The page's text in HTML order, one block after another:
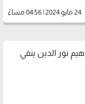
24 مايو 2024 | 04:56 مساءً
نور الدين ينفي